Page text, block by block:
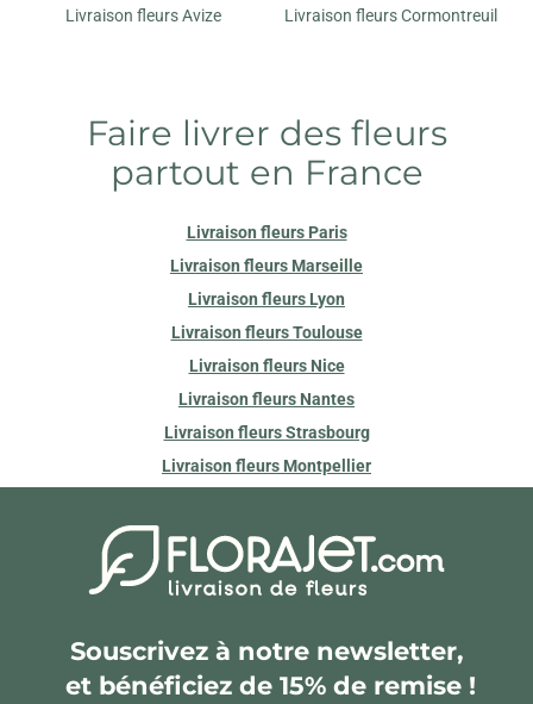
Livraison fleurs Avize Livraison fleurs Cormontreuil
Faire livrer des fleurs
partout en France
Livraison fleurs Paris
Livraison fleurs Marseille
Livraison fleurs Lyon
Livraison fleurs Toulouse
Livraison fleurs Nice
Livraison fleurs Nantes
Livraison fleurs Strasbourg
Livraison fleurs Montpellier
Souscrivez à notre newsletter,
et bénéficiez de 15% de remise !